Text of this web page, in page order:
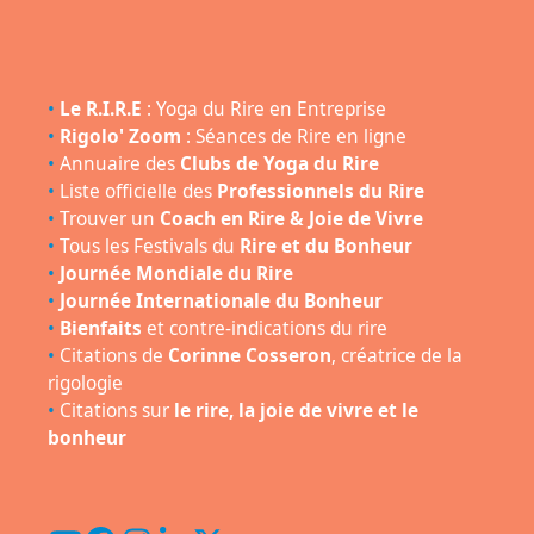
• Le R.I.R.E : Yoga du Rire en Entreprise
• Rigolo' Zoom : Séances de Rire en ligne
• Annuaire des Clubs de Yoga du Rire
• Liste officielle des Professionnels du Rire
• Trouver un Coach en Rire & Joie de Vivre
• Tous les Festivals du Rire et du Bonheur
• Journée Mondiale du Rire
• Journée Internationale du Bonheur
• Bienfaits et contre-indications du rire
• Citations de Corinne Cosseron, créatrice de la
rigologie
• Citations sur le rire, la joie de vivre et le
bonheur